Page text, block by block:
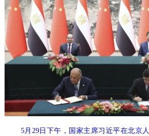
5月29日下午，国家主席习近平在北京